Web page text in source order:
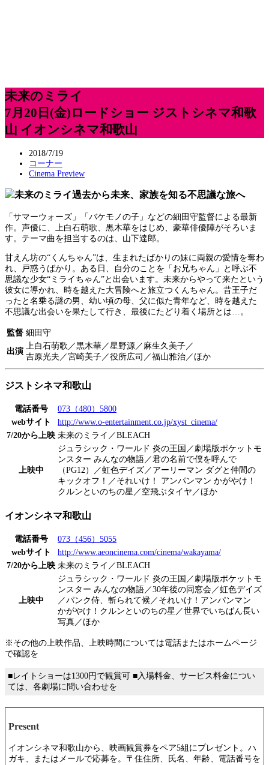
未来のミライ
7月20日(金)ロードショー ジストシネマ和歌
山 イオンシネマ和歌山
2018/7/19
コーナー
Cinema Preview
過去から未来、家族を知る不思議な旅へ
「サマーウォーズ」「バケモノの子」などの細田守監督による最新
作。声優に、上白石萌歌、黒木華をはじめ、豪華俳優陣がそろいま
す。テーマ曲を担当するのは、山下達郎。
甘えん坊の“くんちゃん”は、生まれたばかりの妹に両親の愛情を奪わ
れ、戸惑うばかり。ある日、自分のことを「お兄ちゃん」と呼ぶ不
思議な少女“ミライちゃん”と出会います。未来からやって来たという
彼女に導かれ、時を越えた大冒険へと旅立つくんちゃん。昔王子だ
ったと名乗る謎の男、幼い頃の母、父に似た青年など、時を越えた
不思議な出会いを果たして行き、最後にたどり着く場所とは…。
監督 細田守
出演
上白石萌歌／黒木華／星野源／麻生久美子／
吉原光夫／宮崎美子／役所広司／福山雅治／ほか
ジストシネマ和歌山
電話番号
073（480）5800
webサイト
http://www.o-entertainment.co.jp/xyst_cinema/
7/20から上映 未来のミライ／BLEACH
上映中
ジュラシック・ワールド 炎の王国／劇場版ポケットモ
ンスター みんなの物語／君の名前で僕を呼んで
（PG12）／虹色デイズ／アーリーマン ダグと仲間の
キックオフ！／それいけ！ アンパンマン かがやけ！
クルンといのちの星／空飛ぶタイヤ／ほか
イオンシネマ和歌山
電話番号
073（456）5055
webサイト
http://www.aeoncinema.com/cinema/wakayama/
7/20から上映 未来のミライ／BLEACH
上映中
ジュラシック・ワールド 炎の王国／劇場版ポケットモ
ンスター みんなの物語／30年後の同窓会／虹色デイズ
／パンク侍、斬られて候／それいけ！アンパンマン
かがやけ！クルンといのちの星／世界でいちばん長い
写真／ほか
※その他の上映作品、上映時間については電話またはホームページ
で確認を
■レイトショーは1300円で観賞可 ■入場料金、サービス料金につい
ては、各劇場に問い合わせを
Present
イオンシネマ和歌山から、映画観賞券をペア5組にプレゼント。ハ
ガキ、またはメールで応募を。〒住住所、氏名、年齢、電話番号を